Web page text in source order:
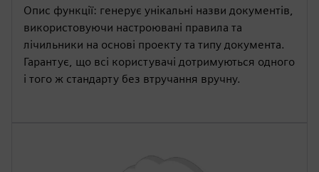
Опис функції: генерує унікальні назви документів,
використовуючи настроювані правила та
лічильники на основі проекту та типу документа.
Гарантує, що всі користувачі дотримуються одного
і того ж стандарту без втручання вручну.